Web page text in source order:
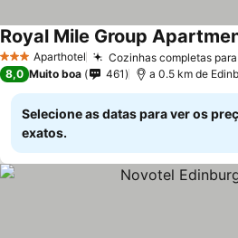
3 EstrelasAparthotel Cozinhas completas
Royal Mile Group
8,0 Muito boa 461 a 0.5 km de
Selecione as datas para ver os
exatos.